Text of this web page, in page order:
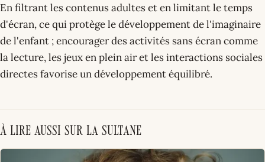
En filtrant les contenus adultes et en limitant le temps
d'écran, ce qui protège le développement de l'imaginaire
de l'enfant ; encourager des activités sans écran comme
la lecture, les jeux en plein air et les interactions sociales
directes favorise un développement équilibré.
À lire aussi sur La Sultane